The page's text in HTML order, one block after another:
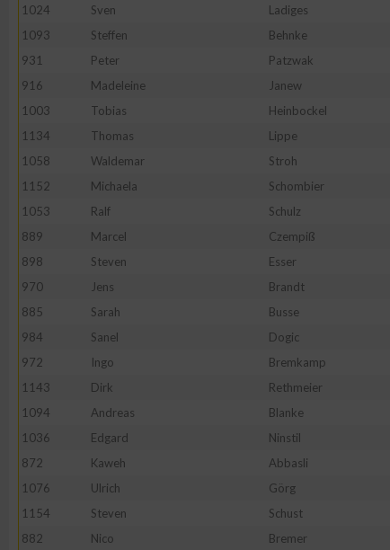
1024
Sven Ladiges
1093
Steffen Behnke
931
Peter Patzwak
916
Madeleine Janew
1003
Tobias Heinbockel
1134
Thomas Lippe
1058
Waldemar Stroh
1152
Michaela Schombier
1053
Ralf Schulz
889
Marcel Czempiß
898
Steven Esser
970
Jens Brandt
885
Sarah Busse
984
Sanel Dogic
972
Ingo Bremkamp
1143
Dirk Rethmeier
1094
Andreas Blanke
1036
Edgard Ninstil
872
Kaweh Abbasli
1076
Ulrich Görg
1154
Steven Schust
882
Nico Bremer
Erstellung von Profilen zur Personalisierung von Inhalten
Verwendung von Profilen zur Auswahl personalisierter Inhalte
verschiedenen Quellen
Entwicklung und Verbesserung der Angebote
Verwendung reduzierter Daten zur Auswahl von Inhalten
IAB-Besonderheiten:
Verwendung genauer Standortdaten
Nicht-IAB-Verarbeitungszwecke: